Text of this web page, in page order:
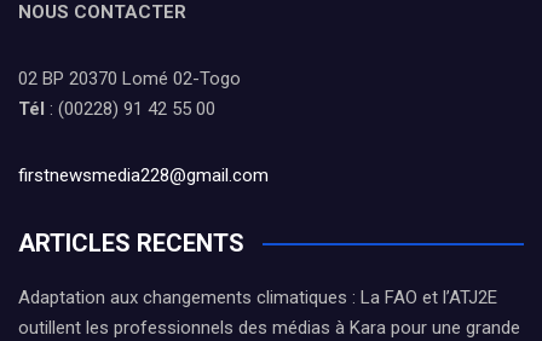
NOUS CONTACTER
02 BP 20370 Lomé 02-Togo
Tél : (00228) 91 42 55 00
firstnewsmedia228@gmail.com
ARTICLES RECENTS
Adaptation aux changements climatiques : La FAO et l’ATJ2E
outillent les professionnels des médias à Kara pour une grande